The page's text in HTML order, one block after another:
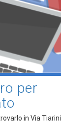
per
in Via Tiarini